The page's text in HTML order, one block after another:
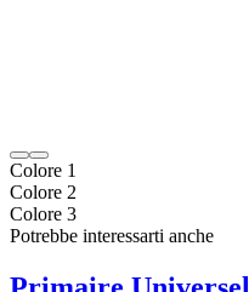
Colore 1
Colore 2
Colore 3
Potrebbe interessarti anche